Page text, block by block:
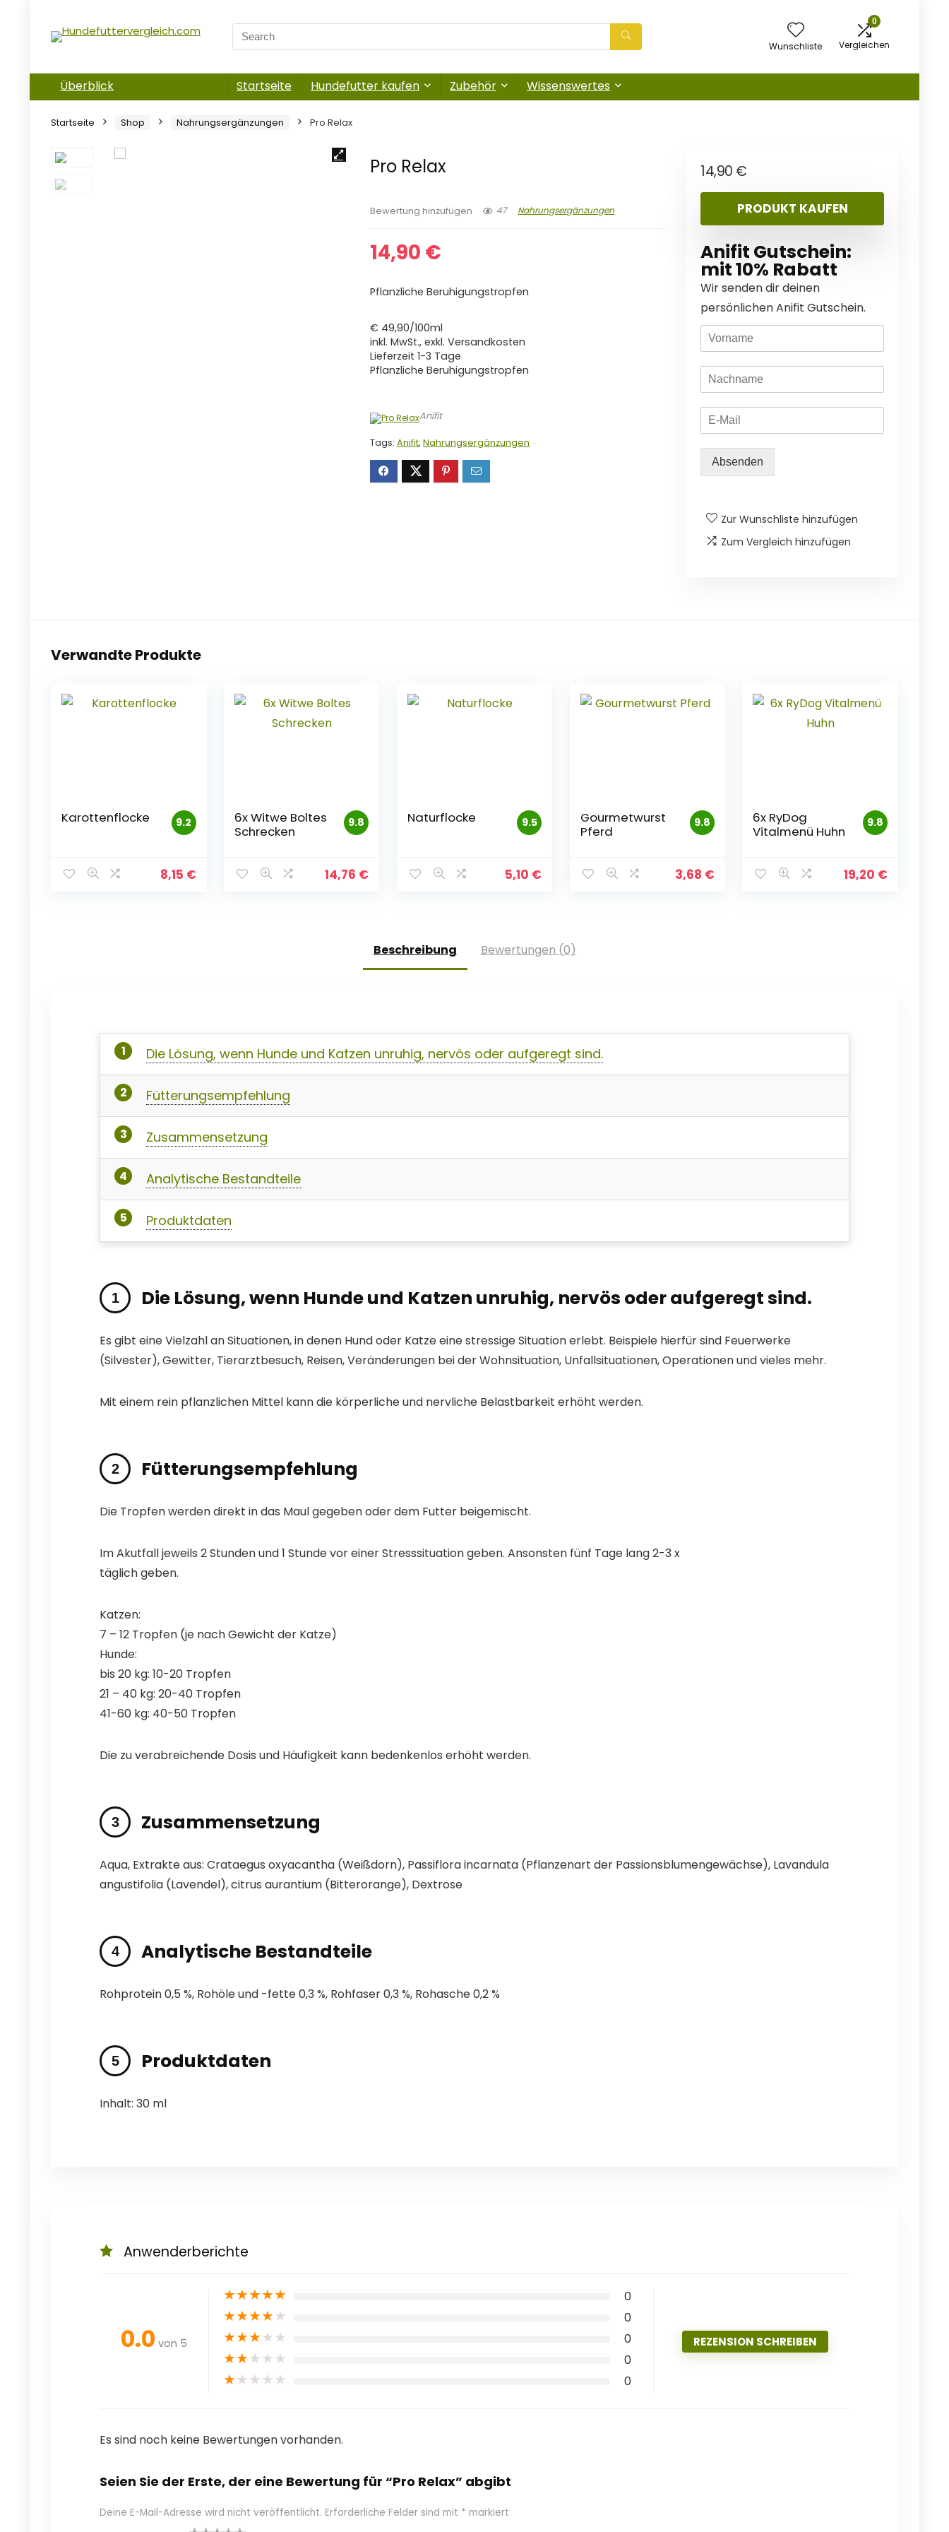
Wunschliste
0
Vergleichen
Überblick Startseite Hundefutter kaufen Zubehör Wissenswertes
Startseite Shop Nahrungsergänzungen Pro Relax
Pro Relax
Bewertung hinzufügen 47 Nahrungsergänzungen
14,90 €
Pflanzliche Beruhigungstropfen
€ 49,90/100ml
inkl. MwSt., exkl. Versandkosten
Lieferzeit 1-3 Tage
Pflanzliche Beruhigungstropfen
Anifit
Tags:Anifit,Nahrungsergänzungen
14,90 €
PRODUKT KAUFEN
Anifit Gutschein:
mit 10% Rabatt
Wir senden dir deinen
persönlichen Anifit Gutschein.
Absenden
Zur Wunschliste hinzufügen
Zum Vergleich hinzufügen
Verwandte Produkte
9.2
Karottenflocke
8,15 €
9.8
6x Witwe Boltes
Schrecken
14,76 €
9.5
Naturflocke
5,10 €
9.8
Gourmetwurst
Pferd
3,68 €
9.8
6x RyDog
Vitalmenü Huhn
19,20 €
Beschreibung Bewertungen (0)
Die Lösung, wenn Hunde und Katzen unruhig, nervös oder aufgeregt sind.
Fütterungsempfehlung
Zusammensetzung
Analytische Bestandteile
Produktdaten
Die Lösung, wenn Hunde und Katzen unruhig, nervös oder aufgeregt sind.
Es gibt eine Vielzahl an Situationen, in denen Hund oder Katze eine stressige Situation erlebt. Beispiele hierfür sind Feuerwerke
(Silvester), Gewitter, Tierarztbesuch, Reisen, Veränderungen bei der Wohnsituation, Unfallsituationen, Operationen und vieles mehr.
Mit einem rein pflanzlichen Mittel kann die körperliche und nervliche Belastbarkeit erhöht werden.
Fütterungsempfehlung
Die Tropfen werden direkt in das Maul gegeben oder dem Futter beigemischt.
Im Akutfall jeweils 2 Stunden und 1 Stunde vor einer Stresssituation geben. Ansonsten fünf Tage lang 2-3 x
täglich geben.
Katzen:
7 – 12 Tropfen (je nach Gewicht der Katze)
Hunde:
bis 20 kg: 10-20 Tropfen
21 – 40 kg: 20-40 Tropfen
41-60 kg: 40-50 Tropfen
Die zu verabreichende Dosis und Häufigkeit kann bedenkenlos erhöht werden.
Zusammensetzung
Aqua, Extrakte aus: Crataegus oxyacantha (Weißdorn), Passiflora incarnata (Pflanzenart der Passionsblumengewächse), Lavandula
angustifolia (Lavendel), citrus aurantium (Bitterorange), Dextrose
Analytische Bestandteile
Rohprotein 0,5 %, Rohöle und -fette 0,3 %, Rohfaser 0,3 %, Rohasche 0,2 %
Produktdaten
Inhalt: 30 ml
Anwenderberichte
0.0 von 5
★★★★★ 0
★★★★★ 0
★★★★★ 0
★★★★★ 0
★★★★★ 0
REZENSION SCHREIBEN
Es sind noch keine Bewertungen vorhanden.
Seien Sie der Erste, der eine Bewertung für “Pro Relax” abgibt
Deine E-Mail-Adresse wird nicht veröffentlicht. Erforderliche Felder sind mit * markiert